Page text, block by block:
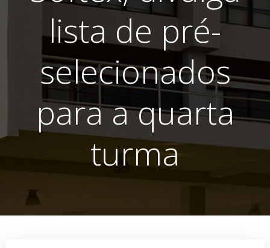
lista de pré-
selecionados
para a quarta
turma